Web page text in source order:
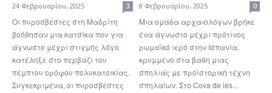
24 Φεβρουαρίου, 2025 3
Οι πυροσβέστες στη Μαδρίτη
βοήθησαν μια κατσίκα που για
άγνωστο μέχρι στιγμής λόγο
κατέληξε στο περβάζι του
πέμπτου ορόφου πολυκατοικίας.
Συγκεκριμένα, οι πυροσβέστες
8 Φεβρουαρίου, 2025 0
Μια ομάδα αρχαιολόγων βρήκε
ένα άγνωστο μέχρι πρότινος
ρωμαϊκό ιερό στην Ισπανία,
κρυμμένο στα βάθη μιας
σπηλιάς με προϊστορική τέχνη
σπηλαίων. Στο Cova de les...